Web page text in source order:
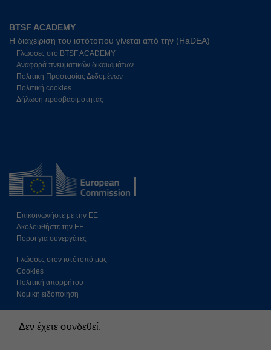
BTSF ACADEMY
Η διαχείριση του ιστότοπου γίνεται από την (HaDEA)
Γλώσσες στο BTSF ACADEMY
Αναφορά πνευματικών δικαιωμάτων
Πολιτική Προστασίας Δεδομένων
Πολιτική cookies
Δήλωση προσβασιμότητας
Επικοινωνήστε με την ΕΕ
Ακολουθήστε την ΕE
Πόροι για συνεργάτες
Γλώσσες στον ιστότοπό μας
Cookies
Πολιτική απορρήτου
Νομική ειδοποίηση
Δεν έχετε συνδεθεί.